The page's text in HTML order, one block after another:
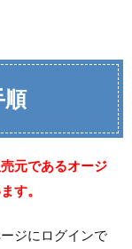
順
元であるオージ
す。
ジにログインで